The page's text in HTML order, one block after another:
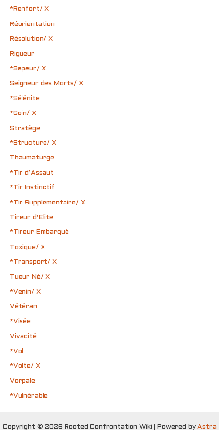
*Renfort/ X
Réorientation
Résolution/ X
Rigueur
*Sapeur/ X
Seigneur des Morts/ X
*Sélénite
*Soin/ X
Stratège
*Structure/ X
Thaumaturge
*Tir d’Assaut
*Tir Instinctif
*Tir Supplementaire/ X
Tireur d’Elite
*Tireur Embarqué
Toxique/ X
*Transport/ X
Tueur Né/ X
*Venin/ X
Vétéran
*Visée
Vivacité
*Vol
*Volte/ X
Vorpale
*Vulnérable
Copyright © 2026 Rooted Confrontation Wiki | Powered by Astra